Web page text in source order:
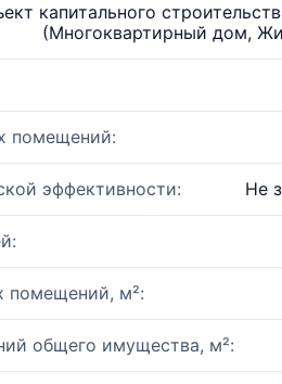
капитального
(Многоквартирный дом,
помещений:
эффективности: Не
помещений, м²:
общего имущества, м²: